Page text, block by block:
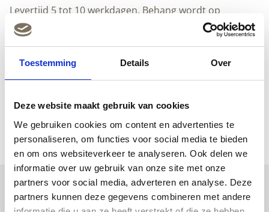
Toestemming Details Over
Deze website maakt gebruik van cookies
We gebruiken cookies om content en advertenties te
personaliseren, om functies voor social media te bieden
en om ons websiteverkeer te analyseren. Ook delen we
informatie over uw gebruik van onze site met onze
partners voor social media, adverteren en analyse. Deze
partners kunnen deze gegevens combineren met andere
Sketches
280
|
Kek
Amsterdam
Peltenburg
Natuurverf
Levertijd 5 tot 10 werkdagen. Behang wordt op
bestelling gemaakt.
Betalen met iDEAL, Bancontact, Overboeking of Klarna.
Over dit product